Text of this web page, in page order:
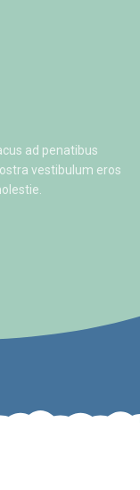
ad penatibus
vestibulum eros